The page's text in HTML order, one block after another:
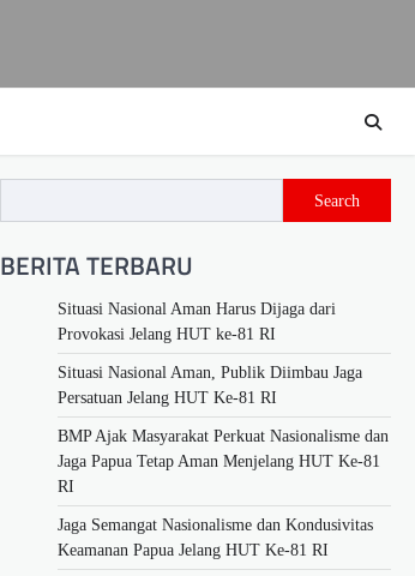
Search
BERITA TERBARU
Situasi Nasional Aman Harus Dijaga dari
Provokasi Jelang HUT ke-81 RI
Situasi Nasional Aman, Publik Diimbau Jaga
Persatuan Jelang HUT Ke-81 RI
BMP Ajak Masyarakat Perkuat Nasionalisme dan
Jaga Papua Tetap Aman Menjelang HUT Ke-81
RI
Jaga Semangat Nasionalisme dan Kondusivitas
Keamanan Papua Jelang HUT Ke-81 RI